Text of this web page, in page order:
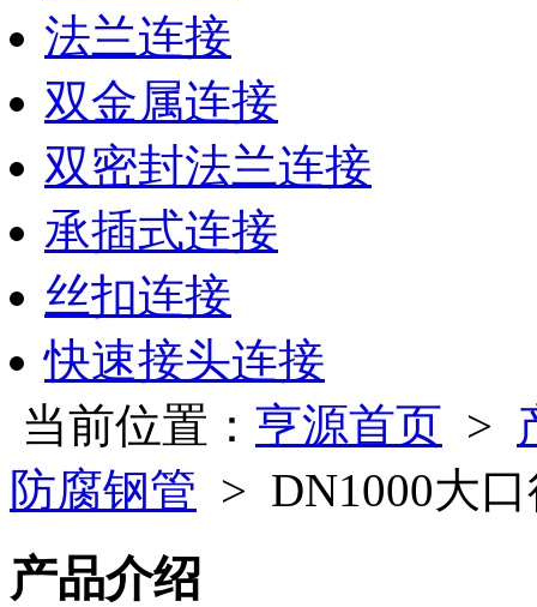
法兰连接
双金属连接
双密封法兰连接
承插式连接
丝扣连接
快速接头连接
当前位置： 亨源首页 >
防腐钢管 > DN1000大
产品介绍